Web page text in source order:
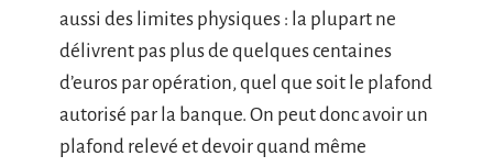
aussi des limites physiques : la plupart ne
délivrent pas plus de quelques centaines
d’euros par opération, quel que soit le plafond
autorisé par la banque. On peut donc avoir un
plafond relevé et devoir quand même